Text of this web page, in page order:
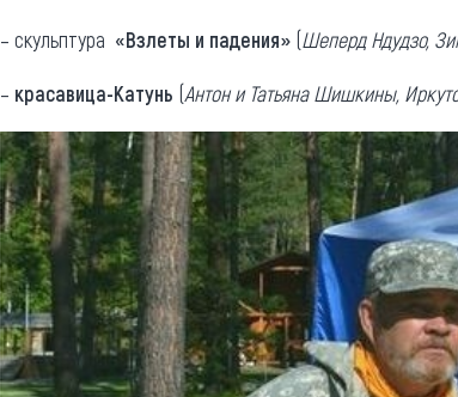
– скульптура «Взлеты и падения» (Шеперд Ндудзо,
– красавица-Катунь (Антон и Татьяна Шишкины,